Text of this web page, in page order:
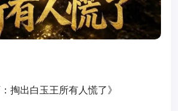
掏出白玉王所有人慌了》